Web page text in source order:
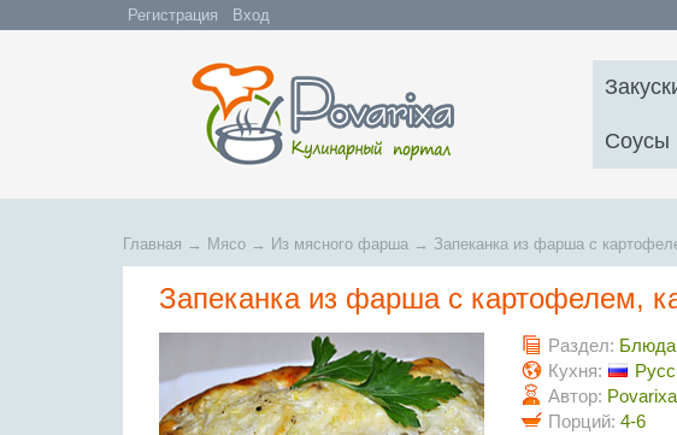
Регистрация Вход
Соусы
Главная → Мясо → Из мясного фарша → Запеканка из фарша с
Запеканка из фарша с картофелем,
Раздел: Блюда
Кухня:
Автор: Povarixa
Порций: 4-6